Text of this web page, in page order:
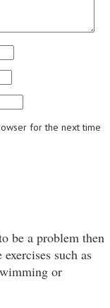
for the next time
be a problem then
such as
or